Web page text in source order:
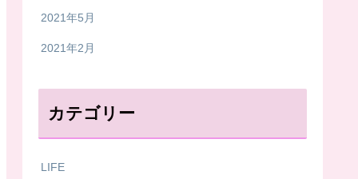
2021年5月
2021年2月
カテゴリー
LIFE